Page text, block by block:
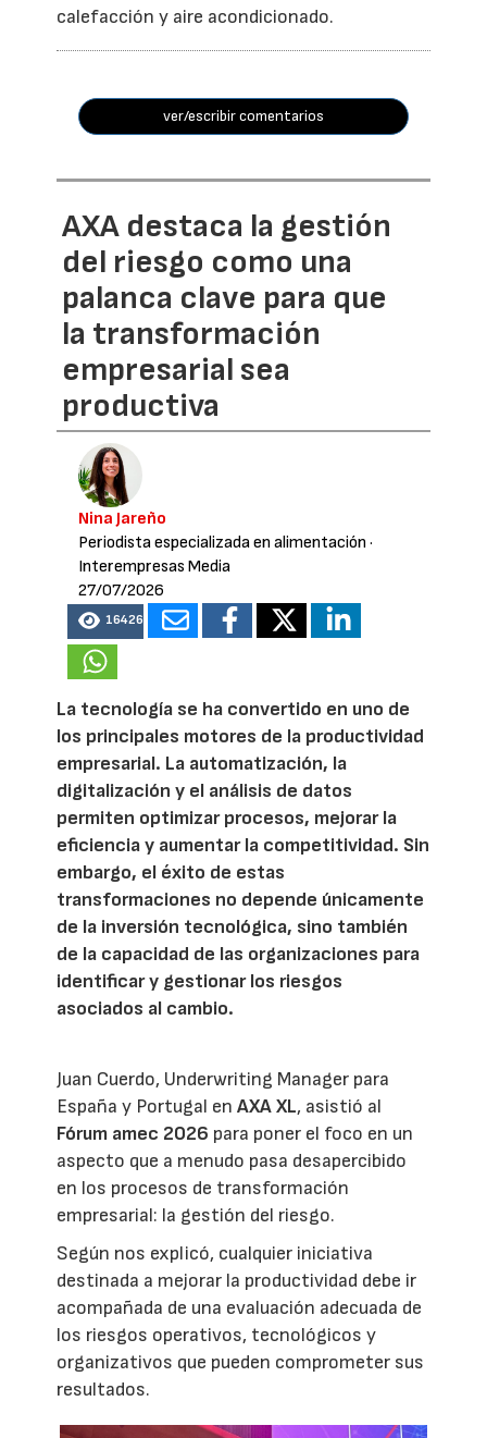
calefacción y aire acondicionado.
ver/escribir comentarios
AXA destaca la gestión
del riesgo como una
palanca clave para que
la transformación
empresarial sea
productiva
Nina Jareño
Periodista especializada en alimentación ·
Interempresas Media
27/07/2026
16426
La tecnología se ha convertido en uno de
los principales motores de la productividad
empresarial. La automatización, la
digitalización y el análisis de datos
permiten optimizar procesos, mejorar la
eficiencia y aumentar la competitividad. Sin
embargo, el éxito de estas
transformaciones no depende únicamente
de la inversión tecnológica, sino también
de la capacidad de las organizaciones para
identificar y gestionar los riesgos
asociados al cambio.
Juan Cuerdo, Underwriting Manager para
España y Portugal enAXA XL, asistió al
Fórum amec 2026 para poner el foco en un
aspecto que a menudo pasa desapercibido
en los procesos de transformación
empresarial: la gestión del riesgo.
Según nos explicó, cualquier iniciativa
destinada a mejorar la productividad debe ir
acompañada de una evaluación adecuada de
los riesgos operativos, tecnológicos y
organizativos que pueden comprometer sus
resultados.